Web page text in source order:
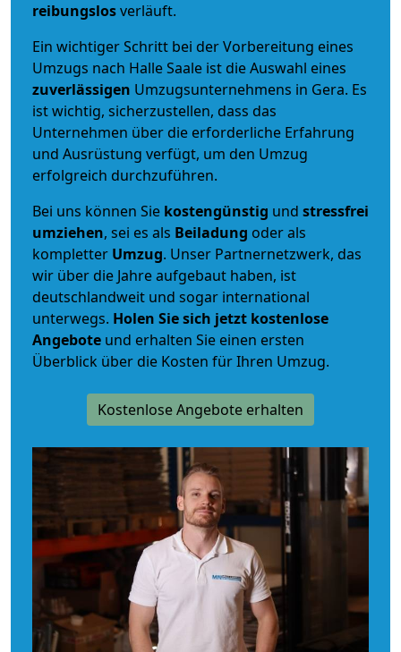
reibungslosverläuft.
Ein wichtiger Schritt bei der Vorbereitung eines
Umzugs nach Halle Saale ist die Auswahl eines
zuverlässigen Umzugsunternehmens in Gera. Es
ist wichtig, sicherzustellen, dass das
Unternehmen über die erforderliche Erfahrung
und Ausrüstung verfügt, um den Umzug
erfolgreich durchzuführen.
Bei uns können Sie kostengünstig und stressfrei
umziehen, sei es als Beiladung oder als
kompletter Umzug. Unser Partnernetzwerk, das
wir über die Jahre aufgebaut haben, ist
deutschlandweit und sogar international
unterwegs. Holen Sie sich jetzt kostenlose
Angebote und erhalten Sie einen ersten
Überblick über die Kosten für Ihren Umzug.
Kostenlose Angebote erhalten